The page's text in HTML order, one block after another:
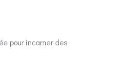
pour incarner des